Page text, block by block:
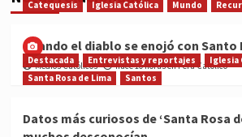
Catequesis Iglesia Católica Mundo
Cuando el diablo se enojó con Santo
Medios Católicos hace 10 horas en Perú Católico
Destacada Entrevistas y reportajes Iglesia
Santa Rosa de Lima
Santos
Datos más curiosos de ‘Santa Rosa